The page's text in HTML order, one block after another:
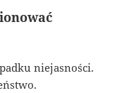
niejasności.